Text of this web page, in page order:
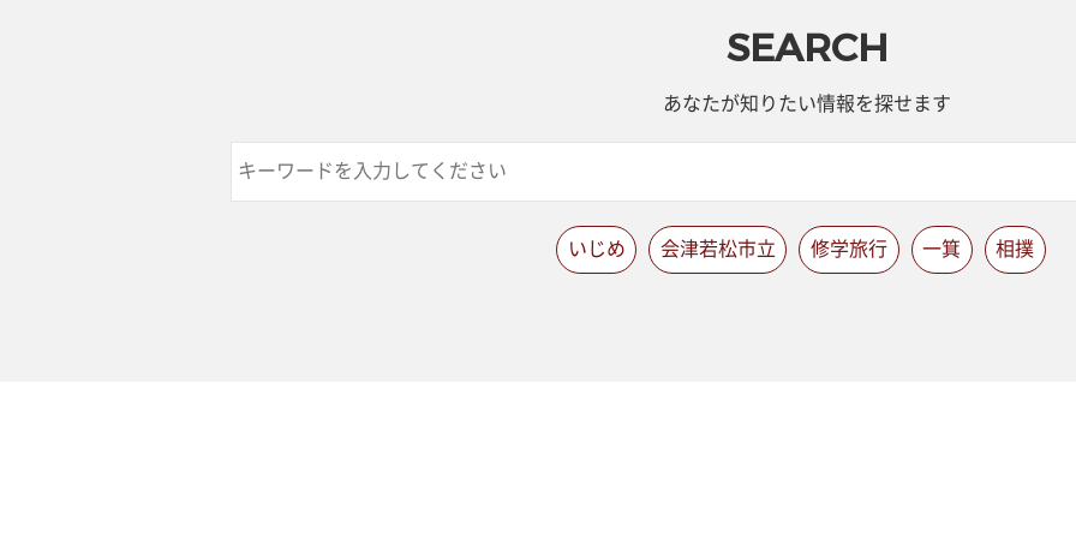
SEARCH
あなたが知りたい情報を探せます
いじめ 会津若松市立 修学旅行 一箕 相撲